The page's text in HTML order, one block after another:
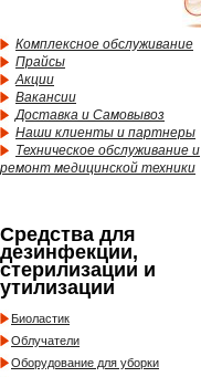
Комплексное обслуживание
Прайсы
Акции
Вакансии
Доставка и Самовывоз
Наши клиенты и партнеры
Техническое обслуживание и
ремонт медицинской техники
Средства для
дезинфекции,
стерилизации и
утилизации
Биоластик
Облучатели
Оборудование для уборки